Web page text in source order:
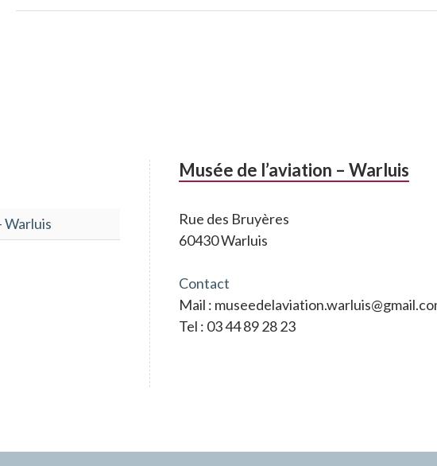
Warluis
Musée de l’aviation – Warluis
Rue des Bruyères
60430 Warluis
Contact
Mail :
Tel : 03 44 89 28 23